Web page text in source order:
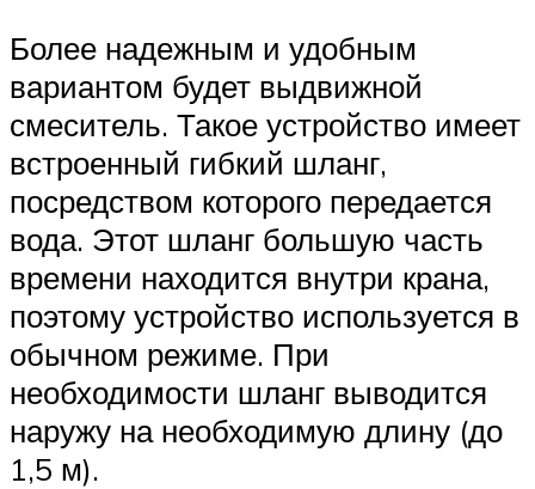
Более надежным и удобным
вариантом будет выдвижной
смеситель. Такое устройство имеет
встроенный гибкий шланг,
посредством которого передается
вода. Этот шланг большую часть
времени находится внутри крана,
поэтому устройство используется в
обычном режиме. При
необходимости шланг выводится
наружу на необходимую длину (до
1,5 м).